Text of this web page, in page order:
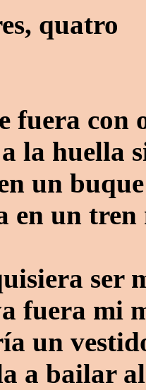
quatro
fuera con
la huella
un
en un
ser
fuera mi
un
a bailar